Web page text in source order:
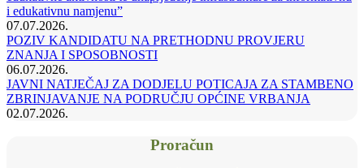
i edukativnu namjenu”
07.07.2026.
POZIV KANDIDATU NA PRETHODNU PROVJERU
ZNANJA I SPOSOBNOSTI
06.07.2026.
JAVNI NATJEČAJ ZA DODJELU POTICAJA ZA STAMBENO
ZBRINJAVANJE NA PODRUČJU OPĆINE VRBANJA
02.07.2026.
Proračun